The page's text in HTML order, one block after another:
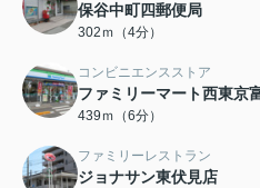
保谷中町四郵便局
302ｍ（4分）
コンビニエンスストア
ファミリーマート西東京
439ｍ（6分）
ファミリーレストラン
ジョナサン東伏見店